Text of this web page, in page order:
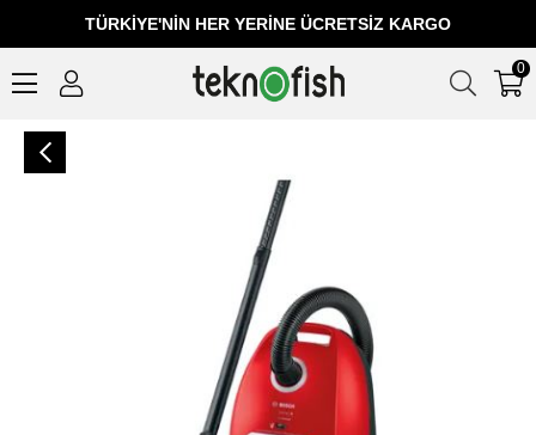
TÜRKIYE'NIN HER YERINE ÜCRETSIZ KARGO
0
Bosch Serie 4 BGL41PET2H Proanimal 600 W Toz Torbalı Elektrikli Süpürge